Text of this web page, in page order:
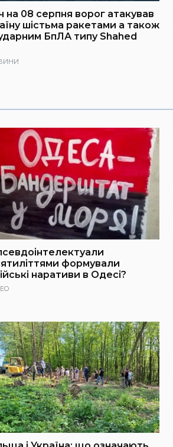
на 08 серпня ворог атакував
шістьма ракетами а також
БпЛА типу Shahed
формували
наративи в Одесі?